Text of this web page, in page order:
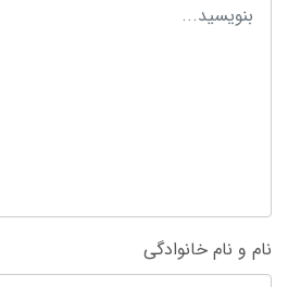
نام و نام خانوادگی